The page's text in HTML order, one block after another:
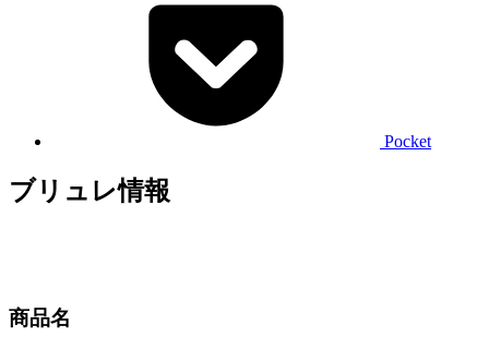
Pocket
ブリュレ情報
商品名